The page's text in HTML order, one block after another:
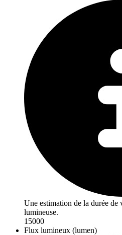
Une estimation de la durée de
lumineuse.
15000
Flux lumineux (lumen)